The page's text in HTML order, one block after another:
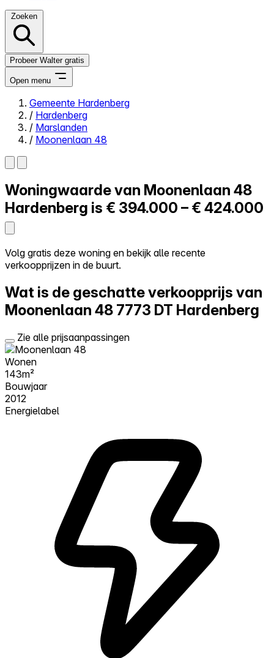
Zoeken
Probeer Walter gratis
Open menu
Close menu
Zelf kopen
Alles-in-één
Reviews
Log in
Probeer Walter gratis
Gemeente Hardenberg
/ Hardenberg
/ Marslanden
/ Moonenlaan 48
Woningwaarde van Moonenlaan 48
Hardenberg is € 394.000 – € 424.000
Volg gratis deze woning en bekijk alle recente
verkoopprijzen in de buurt.
Wat is de geschatte verkoopprijs van
Moonenlaan 48 7773 DT Hardenberg
Zie alle prijsaanpassingen
Wonen
143m²
Bouwjaar
2012
Energielabel